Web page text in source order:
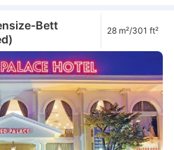
Bett
28 m²/301 ft²